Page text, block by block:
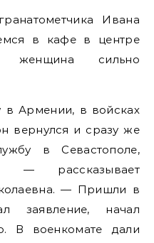
Ивана
в кафе в центре
женщина сильно
в Армении, в войсках
вернулся и сразу же
в Севастополе,
— рассказывает
— Пришли в
заявление, начал
В военкомате дали